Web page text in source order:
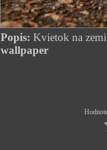
Popis: Kvietok na zemi
wallpaper